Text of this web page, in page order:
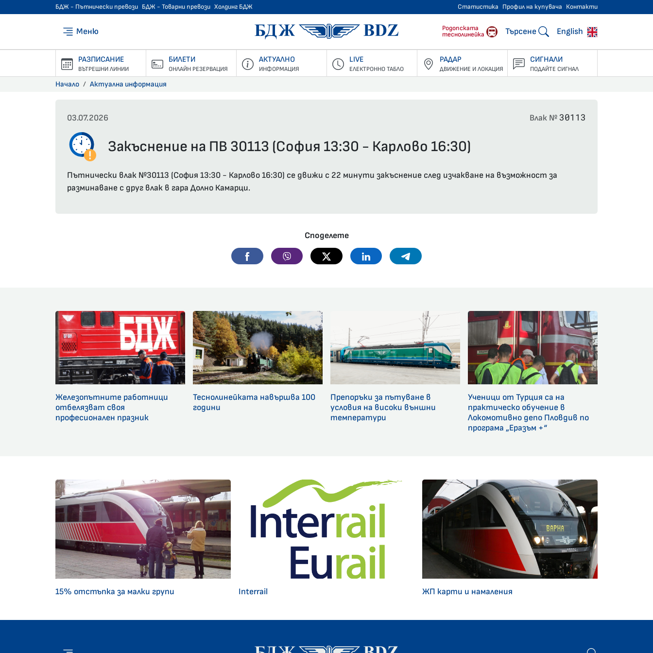
БДЖ - Пътнически превози БДЖ - Товарни превози Холдинг БДЖ Статистика Профил на купувача Контакти
Меню БДЖ - Пътнически превози
Родопската
теснолинейка
Търсене English
РАЗПИСАНИЕ
ВЪТРЕШНИ ЛИНИИ
БИЛЕТИ
ОНЛАЙН РЕЗЕРВАЦИЯ
АКТУАЛНО
ИНФОРМАЦИЯ
LIVE
ЕЛЕКТРОННО ТАБЛО
РАДАР
ДВИЖЕНИЕ И ЛОКАЦИЯ
СИГНАЛИ
ПОДАЙТЕ СИГНАЛ
Начало Актуална информация
03.07.2026 Влак № 30113
Закъснение на ПВ 30113 (София 13:30 - Карлово 16:30)
Пътнически влак №30113 (София 13:30 - Карлово 16:30) се движи с 22 минути закъснение след изчакване на възможност за
разминаване с друг влак в гара Долно Камарци.
Споделете
Facebook Viber Twitter Linkedin Telegram
Железопътните работници
отбелязват своя
професионален празник
Теснолинейката навършва 100
години
Препоръки за пътуване в
условия на високи външни
температури
Ученици от Турция са на
практическо обучение в
Локомотивно депо Пловдив по
програма „Еразъм +“
15% отстъпка за малки групи Interrail ЖП карти и намаления